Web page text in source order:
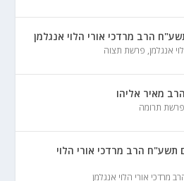
הרב מרדכי אורי הלוי אנגלמן
אנגלמן, פרשת תצוה
מאיר אליהו
פרשת תרומה
הרב מרדכי אורי הלוי
מרדכי אורי הלוי אנגלמן